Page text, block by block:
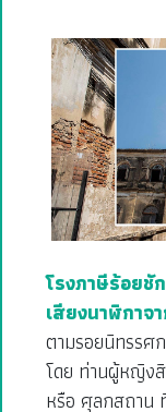
โรงภาษีร้อยชั
เสียงนาฬิกาจ
ตามรอยนิทรรศ
โดย ท่านผู้หญิง
หรือ ศุลกสถาน